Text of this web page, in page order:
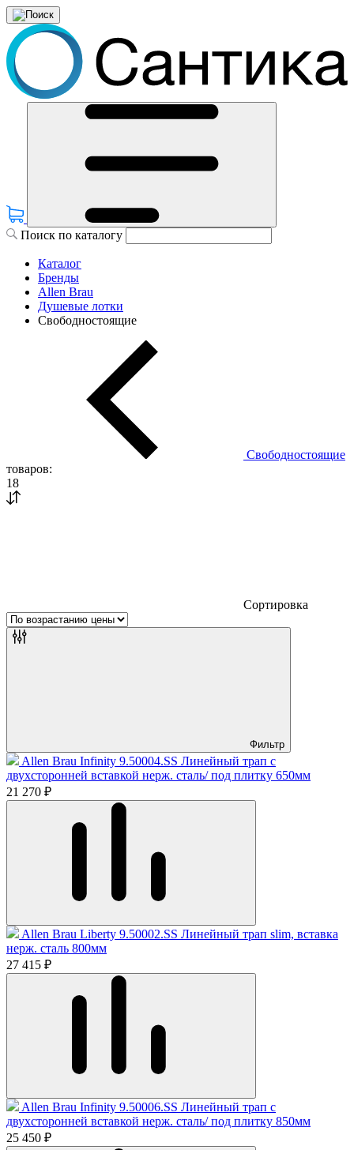
Поиск по каталогу
Каталог
Бренды
Allen Brau
Душевые лотки
Свободностоящие
Свободностоящие
товаров:
18
Сортировка
Фильтр
Allen Brau Infinity 9.50004.SS Линейный трап с
двухсторонней вставкой нерж. сталь/ под плитку 650мм
21 270 ₽
Allen Brau Liberty 9.50002.SS Линейный трап slim, вставка
нерж. сталь 800мм
27 415 ₽
Allen Brau Infinity 9.50006.SS Линейный трап с
двухсторонней вставкой нерж. сталь/ под плитку 850мм
25 450 ₽